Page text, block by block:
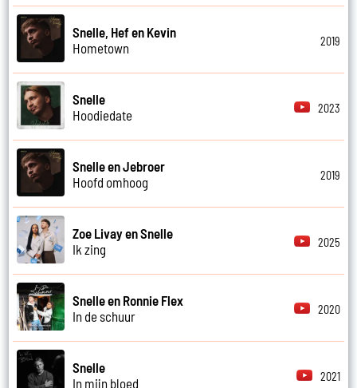
Snelle, Hef en Kevin
Hometown
2019
Snelle
Hoodiedate
2023
Snelle en Jebroer
Hoofd omhoog
2019
Zoe Livay en Snelle
Ik zing
2025
Snelle en Ronnie Flex
In de schuur
2020
Snelle
In mijn bloed
2021